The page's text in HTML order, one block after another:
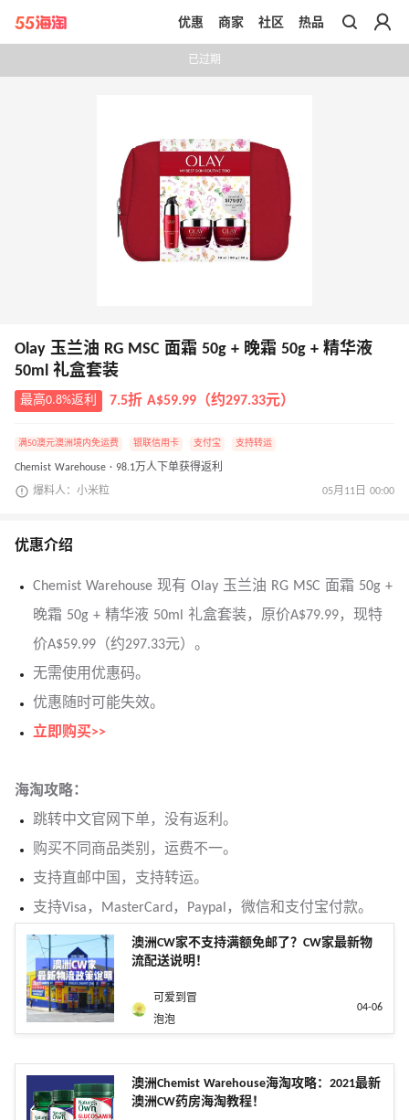
带你去官网买正品
优惠 商家 社区 热品
已过期
Olay 玉兰油 RG MSC 面霜 50g + 晚霜 50g + 精华液
50ml 礼盒套装
最高0.8%返利 7.5折 A$59.99（约297.33元）
满50澳元澳洲境内免运费 银联信用卡 支付宝 支持转运
Chemist Warehouse · 98.1万人下单获得返利
爆料人：小米粒 05月11日 00:00
优惠介绍
Chemist Warehouse 现有 Olay 玉兰油 RG MSC 面霜 50g +
晚霜 50g + 精华液 50ml 礼盒套装，原价A$79.99，现特
价A$59.99（约297.33元）。
无需使用优惠码。
优惠随时可能失效。
立即购买>>
海淘攻略：
跳转中文官网下单，没有返利。
购买不同商品类别，运费不一。
支持直邮中国，支持转运。
支持Visa，MasterCard，Paypal，微信和支付宝付款。
澳洲CW家不支持满额免邮了？CW家最新物
流配送说明！
可爱到冒
泡泡
04-06
澳洲Chemist Warehouse海淘攻略：2021最新
澳洲CW药房海淘教程！